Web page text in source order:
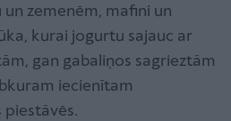
zemenēm, mafini un
kurai jogurtu sajauc ar
gan gabaliņos sagrieztām
iecienītam
piestāvēs.